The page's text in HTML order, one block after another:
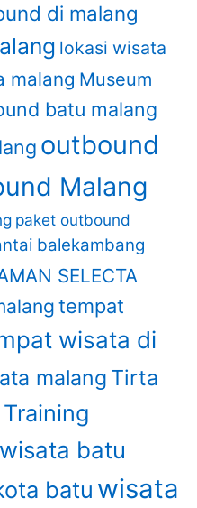
di malang
lokasi wisata
malang Museum
batu malang
outbound
Malang
paket outbound
balekambang
SELECTA
tempat
wisata di
malang Tirta
Training
wisata batu
batu wisata